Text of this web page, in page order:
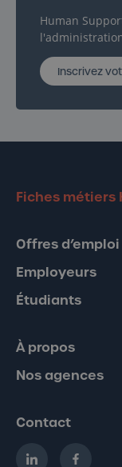
Human
Inscrivez
Fiches métiers
Offres d’emploi
Employeurs
Étudiants
À propos
Nos agences
Contact